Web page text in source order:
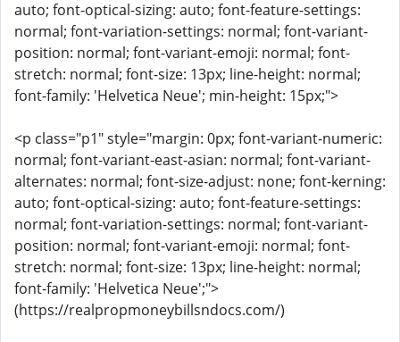
auto; font-optical-sizing: auto; font-feature-settings:
normal; font-variation-settings: normal; font-variant-
position: normal; font-variant-emoji: normal; font-
stretch: normal; font-size: 13px; line-height: normal;
font-family: 'Helvetica Neue'; min-height: 15px;">
<p class="p1" style="margin: 0px; font-variant-numeric:
normal; font-variant-east-asian: normal; font-variant-
alternates: normal; font-size-adjust: none; font-kerning:
auto; font-optical-sizing: auto; font-feature-settings:
normal; font-variation-settings: normal; font-variant-
position: normal; font-variant-emoji: normal; font-
stretch: normal; font-size: 13px; line-height: normal;
font-family: 'Helvetica Neue';">
(https://realpropmoneybillsndocs.com/)